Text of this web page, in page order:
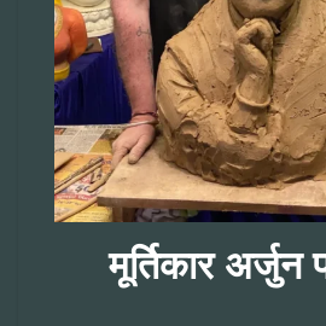
मूर्तिकार अर्जुन